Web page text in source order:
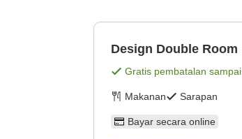
Design Double Room
Gratis pembatalan sampai
Makanan Sarapan
Bayar secara online